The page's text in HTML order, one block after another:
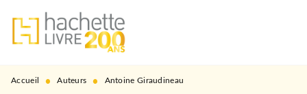
MENU RECHERCHE
PIED DE PAGE
Accueil • Auteurs • Antoine Giraudineau